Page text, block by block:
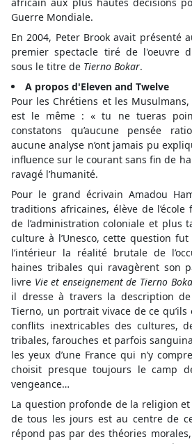
Guerre Mondiale.
En 2004, Peter Brook avait présenté
premier spectacle tiré de l'oeuvre
sous le titre de Tierno Bokar.
A propos d'Eleven and Twelve
Pour les Chrétiens et les
est le même : « tu ne tueras
constatons qu’aucune pensée
aucune analyse n’ont jamais pu
influence sur le courant sans fin de
ravagé l’humanité.
Pour le grand écrivain Amadou
traditions africaines, élève de
de l’administration coloniale et plus
culture à l’Unesco, cette question
l’intérieur la réalité brutale de
haines tribales qui ravagèrent son
livre Vie et enseignement de Tierno
il dresse à travers la description
Tierno, un portrait vivace de ce
conflits inextricables des cultures,
tribales, farouches et parfois
les yeux d’une France qui n’y
choisit presque toujours le camp
vengeance…
La question profonde de la religion
de tous les jours est au centre de
répond pas par des théories